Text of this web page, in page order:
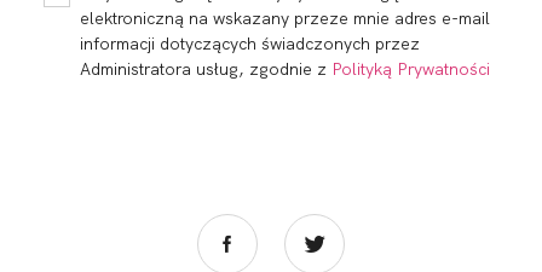
elektroniczną na wskazany przeze mnie adres e-mail
informacji dotyczących świadczonych przez
Administratora usług, zgodnie z Polityką Prywatności